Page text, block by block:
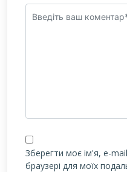
Зберегти моє ім'я, e-
браузері для моїх